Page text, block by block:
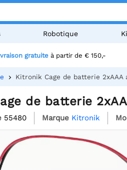
Robotique
gratuiteà partir de € 150,-
Kitronik Cage de batterie 2xAAA
de batterie
55480 Marque Kitronik